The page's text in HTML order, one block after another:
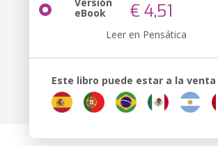
eBook € 4,51
Leer en Pensática
Este libro puede estar a la venta